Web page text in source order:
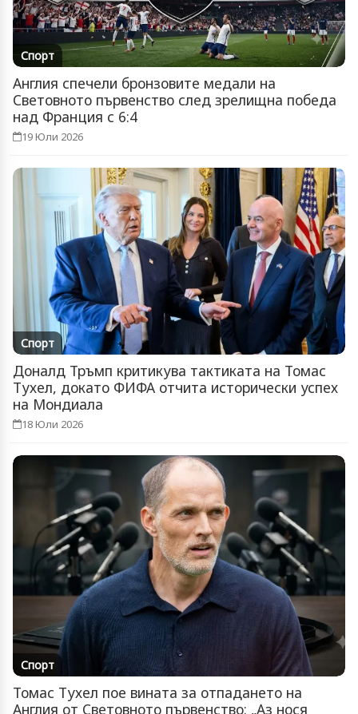
Спорт
Англия спечели бронзовите медали на
Световното първенство след зрелищна победа
над Франция с 6:4
19 Юли 2026
Спорт
Доналд Тръмп критикува тактиката на Томас
Тухел, докато ФИФА отчита исторически успех
на Мондиала
18 Юли 2026
Спорт
Томас Тухел пое вината за отпадането на
Англия от Световното първенство: „Аз нося